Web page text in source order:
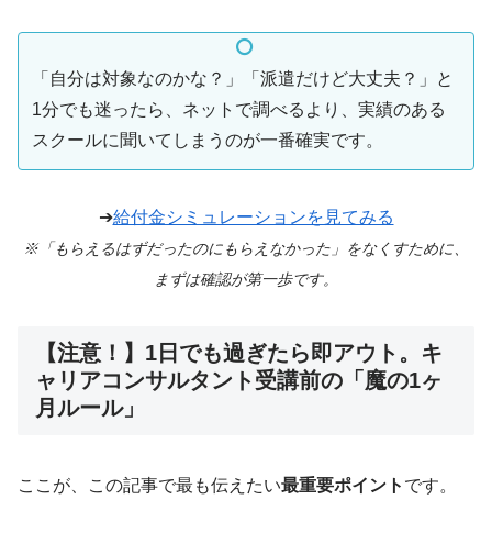
「自分は対象なのかな？」「派遣だけど大丈夫？」と
1分でも迷ったら、ネットで調べるより、実績のある
スクールに聞いてしまうのが一番確実です。
➔給付金シミュレーションを見てみる
※「もらえるはずだったのにもらえなかった」をなくすために、
まずは確認が第一歩です。
【注意！】1日でも過ぎたら即アウト。キ
ャリアコンサルタント受講前の「魔の1ヶ
月ルール」
ここが、この記事で最も伝えたい最重要ポイント です。